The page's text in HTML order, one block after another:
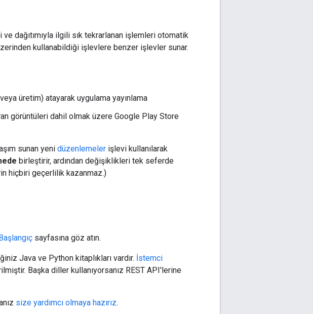
dağıtımıyla ilgili sık tekrarlanan işlemleri otomatik
kullanabildiği işlevlere benzer işlevler sunar.
üretim) atayarak uygulama yayınlama
görüntüleri dahil olmak üzere Google Play Store
sunan yeni düzenlemeler işlevi kullanılarak
birleştirir, ardından değişiklikleri tek seferde
hiçbiri geçerlilik kazanmaz.)
sayfasına göz atın.
Java ve Python kitaplıkları vardır. İstemci
Başka diller kullanıyorsanız REST API'lerine
size yardımcı olmaya hazırız.